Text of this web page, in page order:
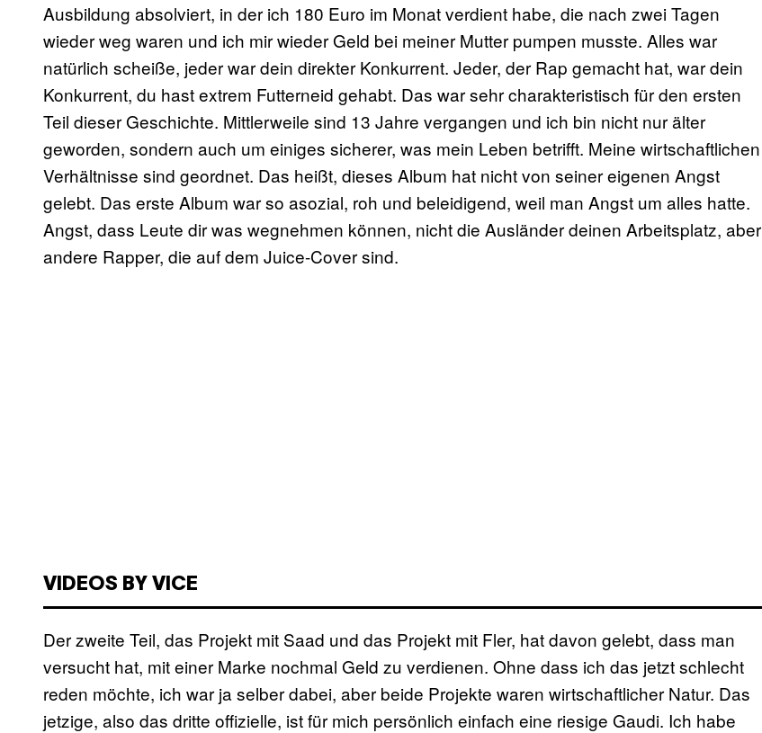
Ausbildung absolviert, in der ich 180 Euro im Monat verdient habe, die nach zwei Tagen
wieder weg waren und ich mir wieder Geld bei meiner Mutter pumpen musste. Alles war
natürlich scheiße, jeder war dein direkter Konkurrent. Jeder, der Rap gemacht hat, war dein
Konkurrent, du hast extrem Futterneid gehabt. Das war sehr charakteristisch für den ersten
Teil dieser Geschichte. Mittlerweile sind 13 Jahre vergangen und ich bin nicht nur älter
geworden, sondern auch um einiges sicherer, was mein Leben betrifft. Meine wirtschaftlichen
Verhältnisse sind geordnet. Das heißt, dieses Album hat nicht von seiner eigenen Angst
gelebt. Das erste Album war so asozial, roh und beleidigend, weil man Angst um alles hatte.
Angst, dass Leute dir was wegnehmen können, nicht die Ausländer deinen Arbeitsplatz, aber
andere Rapper, die auf dem Juice-Cover sind.
VIDEOS BY VICE
Der zweite Teil, das Projekt mit Saad und das Projekt mit Fler, hat davon gelebt, dass man
versucht hat, mit einer Marke nochmal Geld zu verdienen. Ohne dass ich das jetzt schlecht
reden möchte, ich war ja selber dabei, aber beide Projekte waren wirtschaftlicher Natur. Das
jetzige, also das dritte offizielle, ist für mich persönlich einfach eine riesige Gaudi. Ich habe